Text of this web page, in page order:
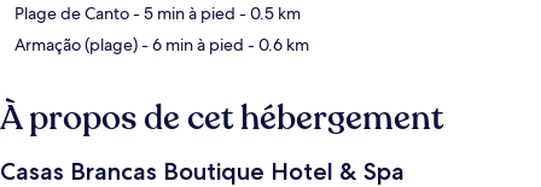
Plage de Canto- 5 min à pied - 0.5 km
Armação (plage)- 6 min à pied - 0.6 km
À propos de cet hébergement
Casas Brancas Boutique Hotel & Spa